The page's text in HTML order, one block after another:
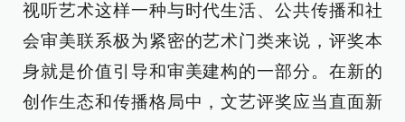
视听艺术这样一种与时代生活、公共传播和社
会审美联系极为紧密的艺术门类来说，评奖本
身就是价值引导和审美建构的一部分。在新的
创作生态和传播格局中，文艺评奖应当直面新